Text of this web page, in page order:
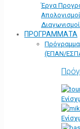
Έργα
Διαγωνισμοί
ΠΡΟΓΡΑΜΜΑΤΑ
Πρόγραμμα
(ΕΠΑΝ/